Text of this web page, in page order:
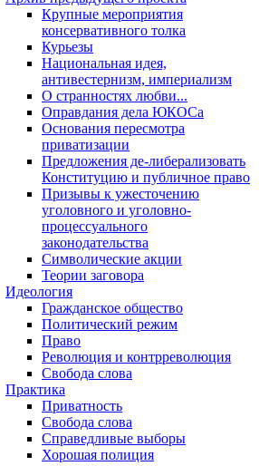
Крупные мероприятия
консервативного толка
Курьезы
Национальная идея,
антивестернизм, империализм
О странностях любви...
Оправдания дела ЮКОСа
Основания пересмотра
приватизации
Предложения де-либерализовать
Конституцию и публичное право
Призывы к ужесточению
уголовного и уголовно-
процессуального
законодательства
Символические акции
Теории заговора
Идеология
Гражданское общество
Политический режим
Право
Революция и контрреволюция
Свобода слова
Практика
Приватность
Свобода слова
Справедливые выборы
Хорошая полиция